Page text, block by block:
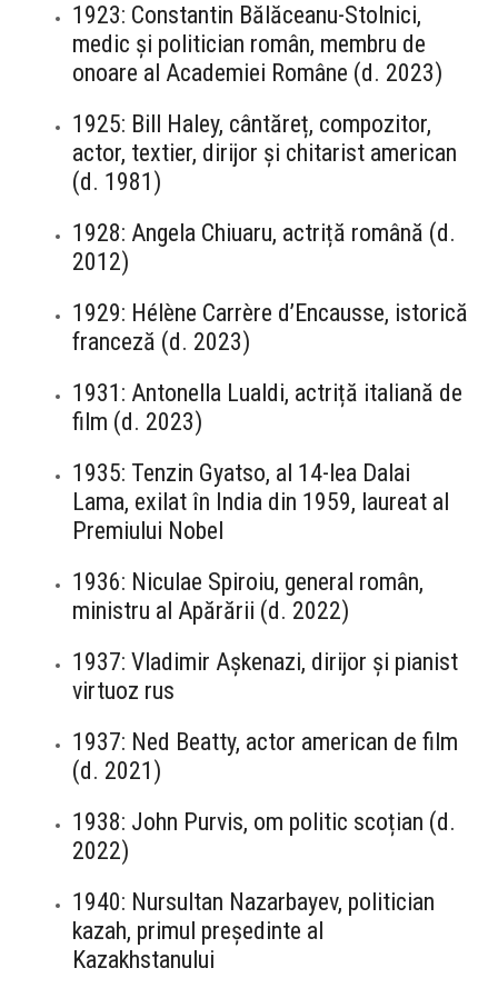
1923: Constantin Bălăceanu-Stolnici,
medic și politician român, membru de
onoare al Academiei Române (d. 2023)
1925: Bill Haley, cântăreț, compozitor,
actor, textier, dirijor și chitarist american
(d. 1981)
1928: Angela Chiuaru, actriță română (d.
2012)
1929: Hélène Carrère d’Encausse, istorică
franceză (d. 2023)
1931: Antonella Lualdi, actriță italiană de
film (d. 2023)
1935: Tenzin Gyatso, al 14-lea Dalai
Lama, exilat în India din 1959, laureat al
Premiului Nobel
1936: Niculae Spiroiu, general român,
ministru al Apărării (d. 2022)
1937: Vladimir Așkenazi, dirijor și pianist
virtuoz rus
1937: Ned Beatty, actor american de film
(d. 2021)
1938: John Purvis, om politic scoțian (d.
2022)
1940: Nursultan Nazarbayev, politician
kazah, primul președinte al
Kazakhstanului